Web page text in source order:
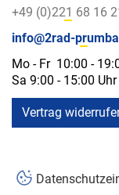
+49 (0)221 68 16
info@2rad-
Mo - Fr 10:00 -
Sa 9:00 - 15:00 Uhr
Vertrag